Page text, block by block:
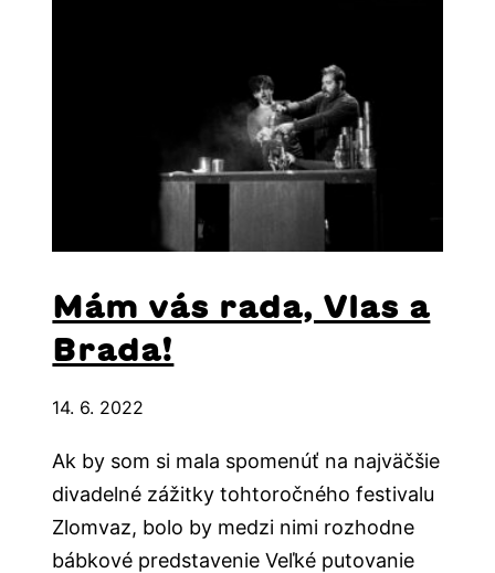
Mám vás rada, Vlas a
Brada!
14. 6. 2022
Ak by som si mala spomenúť na najväčšie
divadelné zážitky tohtoročného festivalu
Zlomvaz, bolo by medzi nimi rozhodne
bábkové predstavenie Veľké putovanie